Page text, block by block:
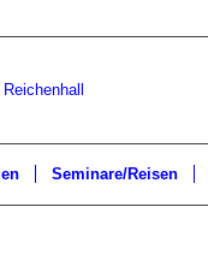
Seminare/Reisen